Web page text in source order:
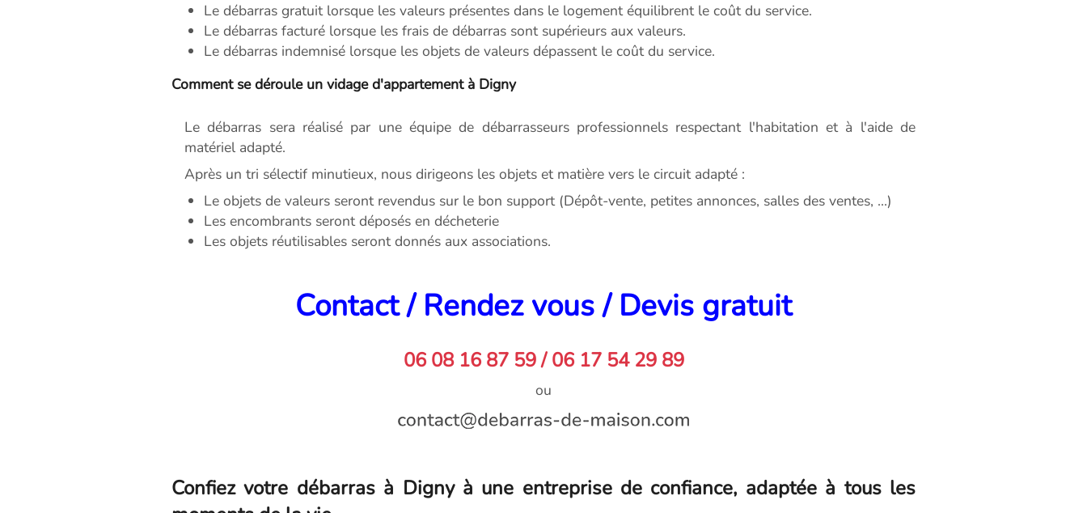
Le débarras gratuit lorsque les valeurs présentes dans le logement équilibrent le coût du service.
Le débarras facturé lorsque les frais de débarras sont supérieurs aux valeurs.
Le débarras indemnisé lorsque les objets de valeurs dépassent le coût du service.
Comment se déroule un vidage d'appartement à Digny
Le débarras sera réalisé par une équipe de débarrasseurs professionnels respectant l'habitation et à l'aide de
matériel adapté.
Après un tri sélectif minutieux, nous dirigeons les objets et matière vers le circuit adapté :
Le objets de valeurs seront revendus sur le bon support (Dépôt-vente, petites annonces, salles des ventes, ...)
Les encombrants seront déposés en décheterie
Les objets réutilisables seront donnés aux associations.
Contact / Rendez vous / Devis gratuit
06 08 16 87 59 / 06 17 54 29 89
ou
Confiez votre débarras à Digny à une entreprise de confiance, adaptée à tous les